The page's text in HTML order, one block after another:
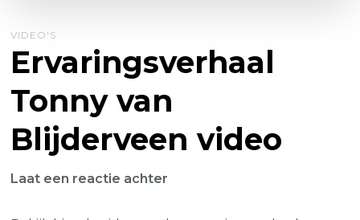
VIDEO'S
Ervaringsverhaal
Tonny van
Blijderveen video
Laat een reactie achter